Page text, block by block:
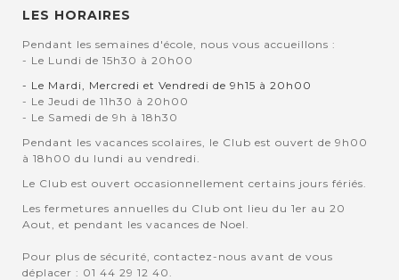
LES HORAIRES
Pendant les semaines d'école, nous vous accueillons :
- Le Lundi de 15h30 à 20h00
- Le Mardi, Mercredi et Vendredi de 9h15 à 20h00
- Le Jeudi de 11h30 à 20h00
- Le Samedi de 9h à 18h30
Pendant les vacances scolaires, le Club est ouvert de 9h00
à 18h00 du lundi au vendredi.
Le Club est ouvert occasionnellement certains jours fériés.
Les fermetures annuelles du Club ont lieu du 1er au 20
Aout, et pendant les vacances de Noel.
Pour plus de sécurité, contactez-nous avant de vous
déplacer : 01 44 29 12 40.